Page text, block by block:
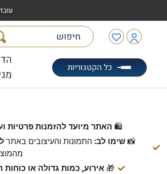
עובדים
כל הקטגוריות
🛍️ האתר מיועד להזמנות פרטיות
📸 שימו לב: התמונות והעיצובים באתר
🎁אירוע, כמות גדולה או כוחות